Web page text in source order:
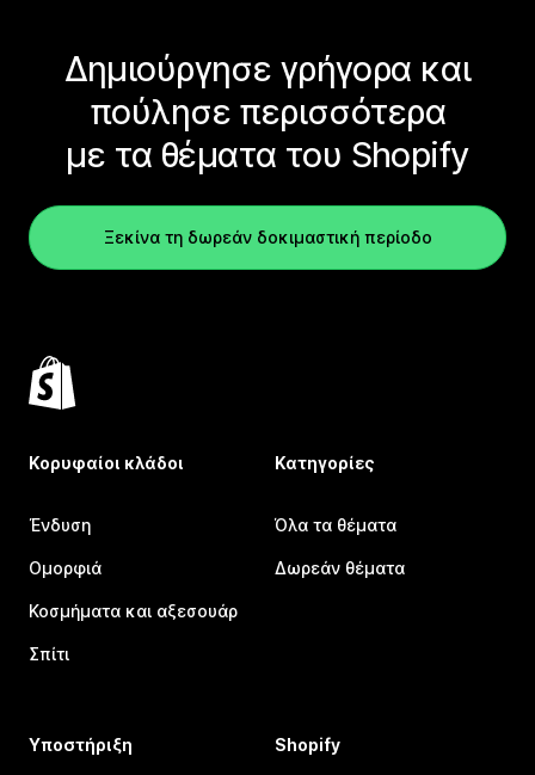
Δημιούργησε γρήγορα και
πούλησε περισσότερα
με τα θέματα του Shopify
Ξεκίνα τη δωρεάν δοκιμαστική περίοδο
Κορυφαίοι κλάδοι
Ένδυση
Ομορφιά
Κοσμήματα και αξεσουάρ
Σπίτι
Κατηγορίες
Όλα τα θέματα
Δωρεάν θέματα
Υποστήριξη Shopify